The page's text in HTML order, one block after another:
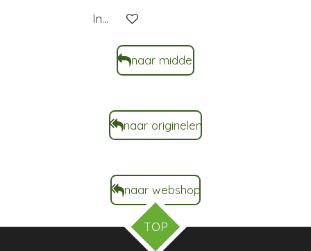
In winkelwagen
naar middel
naar originelen
naar webshop
TOP